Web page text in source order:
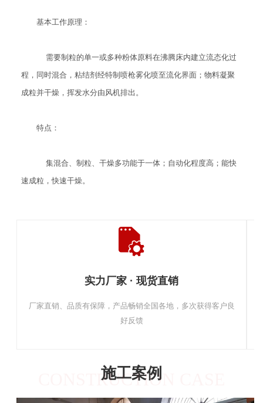
基本工作原理：
需要制粒的单一或多种粉体原料在沸腾床内建立流态化过
程，同时混合，粘结剂经特制喷枪雾化喷至流化界面；物料凝聚
成粒并干燥，挥发水分由风机排出。
特点：
集混合、制粒、干燥多功能于一体；自动化程度高；能快
速成粒，快速干燥。
实力厂家 · 现货直销
厂家直销、品质有保障，产品畅销全国各地，多次获得客户良
好反馈
施工案例
CONSTRUCTION CASE